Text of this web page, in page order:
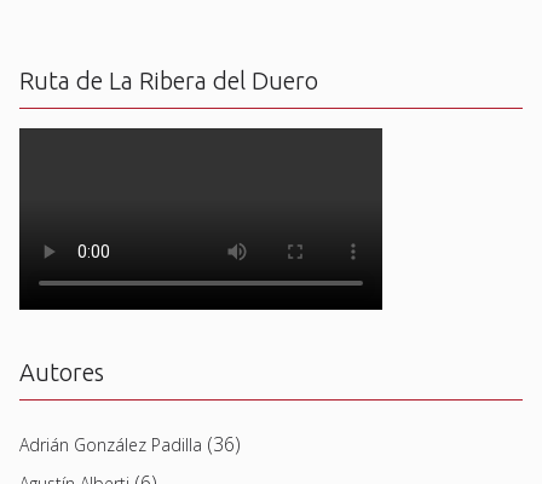
Ruta de La Ribera del Duero
Autores
Adrián González Padilla (36)